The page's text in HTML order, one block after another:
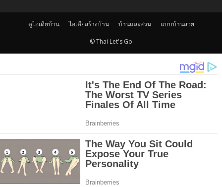
ดูไอเดียบ้าน ไอเดียสร้างบ้าน บ้านและสวน แบบบ้านสวย
© Thai Let's Go